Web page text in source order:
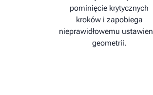
pominięcie krytycznych
kroków i zapobiega
nieprawidłowemu
geometrii.